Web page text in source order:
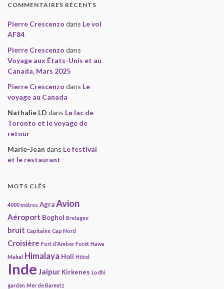
COMMENTAIRES RÉCENTS
Pierre Crescenzo dans Le vol
AF84
Pierre Crescenzo dans
Voyage aux États-Unis et au
Canada, Mars 2025
Pierre Crescenzo dans Le
voyage au Canada
Nathalie LD dans Le lac de
Toronto et le voyage de
retour
Marie-Jean dans Le festival
et le restaurant
MOTS CLÉS
4000 mètres AgraAvion
Aéroport Boghol Bretagne
bruit Capitaine Cap Nord
Croisière Fort d'Amber Forêt Hawa
Mahal Himalaya Holi Hôtel
Inde Jaipur Kirkenes Lodhi
garden Mer de Barentz